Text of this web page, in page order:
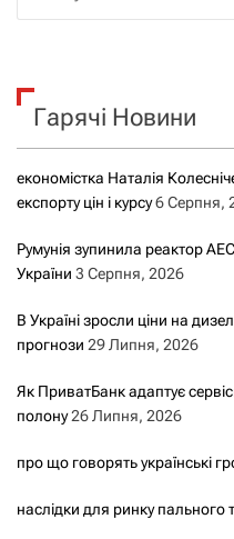
к
Гарячі Новини
економістка Наталія
експорту цін і курсу6 Серпня,
Румунія зупинила реактор
України 3 Серпня, 2026
В Україні зросли ціни на
прогнози 29 Липня, 2026
Як ПриватБанк адаптує
полону26 Липня, 2026
про що говорять українські
наслідки для ринку пального